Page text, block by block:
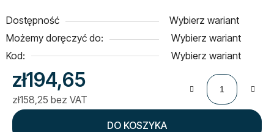
Dostępność
Wybierz wariant
Możemy doręczyć do:
Wybierz wariant
Kod:
Wybierz wariant
zł194,65
zł158,25 bez VAT
Cena jednostkowa:
DO KOSZYKA